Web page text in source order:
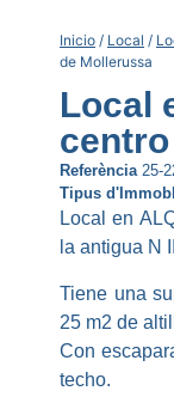
Inicio / Local /
de Mollerussa
Local
Referència 25-
Tipus
Local en
la antigua N II
Tiene una
25 m2 de
Con
techo.